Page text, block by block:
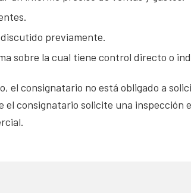
previamente.
sobre la cual tiene control directo o
el consignatario no está obligado a
consignatario solicite una inspección